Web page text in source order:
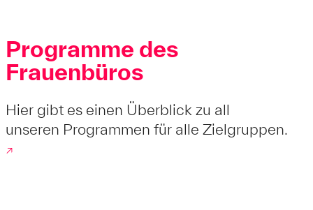
Programme des
Frauenbüros
Hier gibt es einen Überblick zu all
unseren Programmen für alle Zielgruppen.
↗